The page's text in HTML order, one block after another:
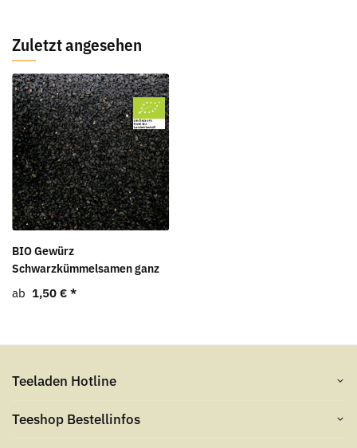
Zuletzt angesehen
BIO Gewürz
Schwarzkümmelsamen ganz
ab 1,50 € *
Teeladen Hotline
Teeshop Bestellinfos